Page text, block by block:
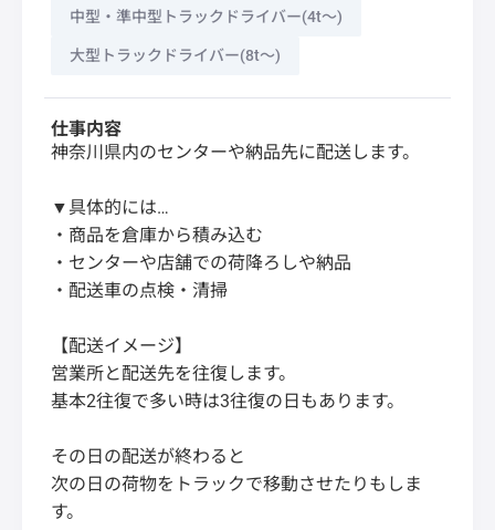
中型・準中型トラックドライバー(4t～)
大型トラックドライバー(8t～)
仕事内容
神奈川県内のセンターや納品先に配送します。
▼具体的には…
・商品を倉庫から積み込む
・センターや店舗での荷降ろしや納品
・配送車の点検・清掃
【配送イメージ】
営業所と配送先を往復します。
基本2往復で多い時は3往復の日もあります。
その日の配送が終わると
次の日の荷物をトラックで移動させたりもしま
す。